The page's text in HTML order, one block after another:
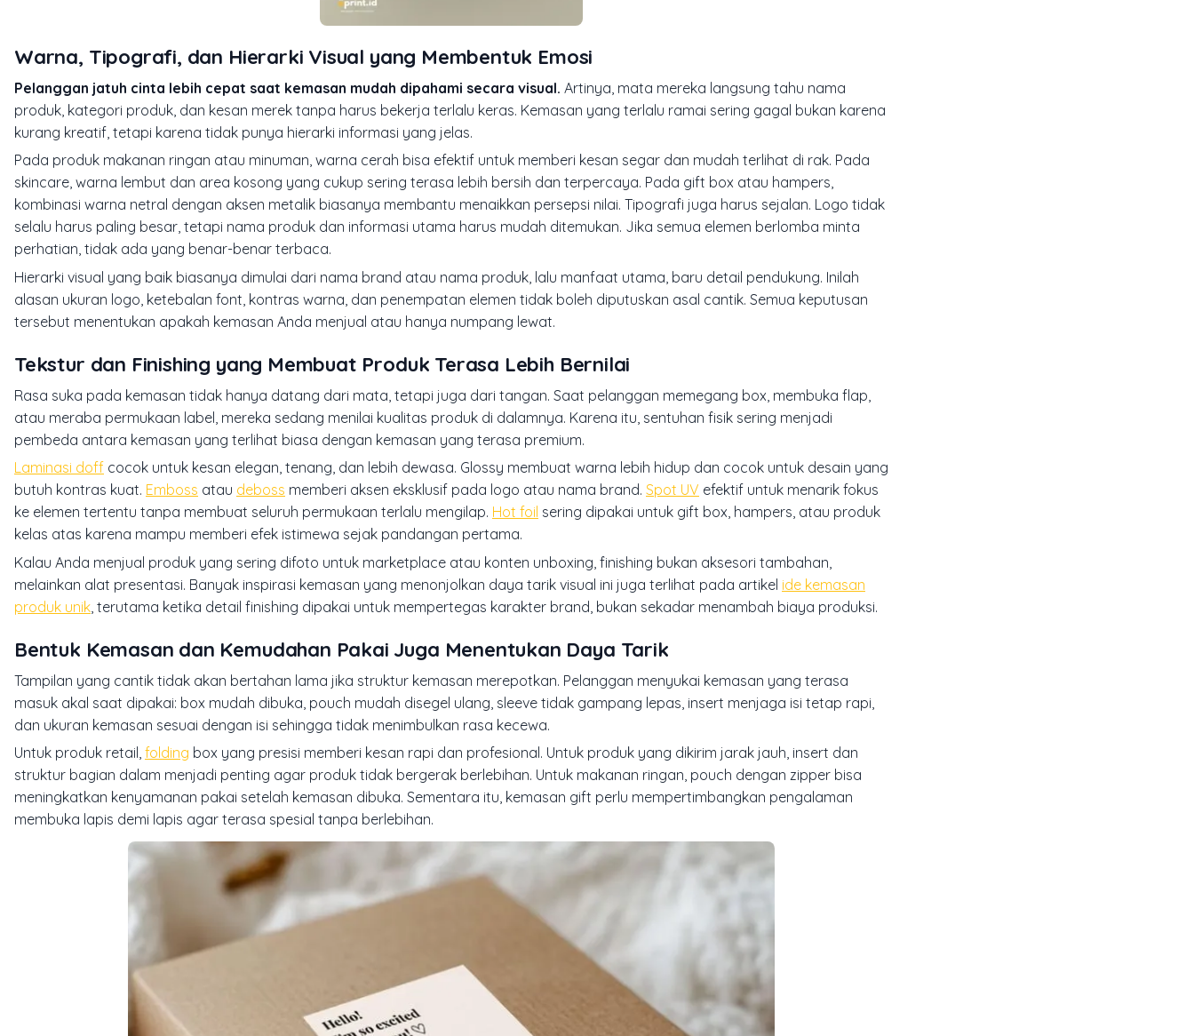
Warna, Tipografi, dan Hierarki Visual yang Membentuk Emosi
Pelanggan jatuh cinta lebih cepat saat kemasan mudah dipahami secara visual. Artinya, mata mereka langsung tahu nama
produk, kategori produk, dan kesan merek tanpa harus bekerja terlalu keras. Kemasan yang terlalu ramai sering gagal bukan karena
kurang kreatif, tetapi karena tidak punya hierarki informasi yang jelas.
Pada produk makanan ringan atau minuman, warna cerah bisa efektif untuk memberi kesan segar dan mudah terlihat di rak. Pada
skincare, warna lembut dan area kosong yang cukup sering terasa lebih bersih dan terpercaya. Pada gift box atau hampers,
kombinasi warna netral dengan aksen metalik biasanya membantu menaikkan persepsi nilai. Tipografi juga harus sejalan. Logo tidak
selalu harus paling besar, tetapi nama produk dan informasi utama harus mudah ditemukan. Jika semua elemen berlomba minta
perhatian, tidak ada yang benar-benar terbaca.
Hierarki visual yang baik biasanya dimulai dari nama brand atau nama produk, lalu manfaat utama, baru detail pendukung. Inilah
alasan ukuran logo, ketebalan font, kontras warna, dan penempatan elemen tidak boleh diputuskan asal cantik. Semua keputusan
tersebut menentukan apakah kemasan Anda menjual atau hanya numpang lewat.
Tekstur dan Finishing yang Membuat Produk Terasa Lebih Bernilai
Rasa suka pada kemasan tidak hanya datang dari mata, tetapi juga dari tangan. Saat pelanggan memegang box, membuka flap,
atau meraba permukaan label, mereka sedang menilai kualitas produk di dalamnya. Karena itu, sentuhan fisik sering menjadi
pembeda antara kemasan yang terlihat biasa dengan kemasan yang terasa premium.
Laminasi doff cocok untuk kesan elegan, tenang, dan lebih dewasa. Glossy membuat warna lebih hidup dan cocok untuk desain yang
butuh kontras kuat. Emboss atau deboss memberi aksen eksklusif pada logo atau nama brand. Spot UV efektif untuk menarik fokus
ke elemen tertentu tanpa membuat seluruh permukaan terlalu mengilap. Hot foil sering dipakai untuk gift box, hampers, atau produk
kelas atas karena mampu memberi efek istimewa sejak pandangan pertama.
Kalau Anda menjual produk yang sering difoto untuk marketplace atau konten unboxing, finishing bukan aksesori tambahan,
melainkan alat presentasi. Banyak inspirasi kemasan yang menonjolkan daya tarik visual ini juga terlihat pada artikel ide kemasan
produk unik , terutama ketika detail finishing dipakai untuk mempertegas karakter brand, bukan sekadar menambah biaya produksi.
Bentuk Kemasan dan Kemudahan Pakai Juga Menentukan Daya Tarik
Tampilan yang cantik tidak akan bertahan lama jika struktur kemasan merepotkan. Pelanggan menyukai kemasan yang terasa
masuk akal saat dipakai: box mudah dibuka, pouch mudah disegel ulang, sleeve tidak gampang lepas, insert menjaga isi tetap rapi,
dan ukuran kemasan sesuai dengan isi sehingga tidak menimbulkan rasa kecewa.
Untuk produk retail, folding box yang presisi memberi kesan rapi dan profesional. Untuk produk yang dikirim jarak jauh, insert dan
struktur bagian dalam menjadi penting agar produk tidak bergerak berlebihan. Untuk makanan ringan, pouch dengan zipper bisa
meningkatkan kenyamanan pakai setelah kemasan dibuka. Sementara itu, kemasan gift perlu mempertimbangkan pengalaman
membuka lapis demi lapis agar terasa spesial tanpa berlebihan.